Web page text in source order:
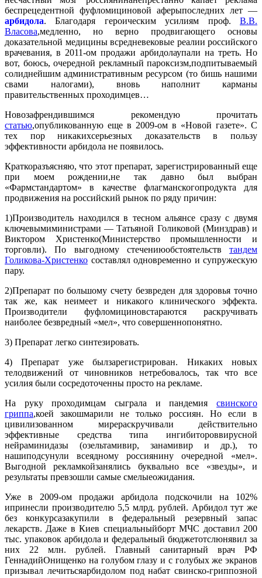
беспрецедентной фуфломициновой аферыпоследних лет —
арбидола. Благодаря героическим усилиям проф. В.В.
Власова,медленно, но верно продвигающего основы
доказательной медицины всредневековые реалии российского
врачевания, в 2011-ом продажи арбидолаупали на треть. Но
вот, боюсь, очередной рекламный пароксизм,подпитываемый
солиднейшим административным ресурсом (то бишь нашими
свами налогами), вновь наполнит карманы
правительственных проходимцев…
Новозафрендившимся рекомендую прочитать
статью,опубликованную еще в 2009-ом в «Новой газете». С
тех пор никакихсерьезных доказательств в пользу
эффективности арбидола не появилось.
Краткоразъясняю, что этот препарат, зарегистрированный еще
при моем рождении,не так давно был выбран
«Фармстандартом» в качестве флагманскогопродукта для
продвижения на российский рынок по ряду причин:
1)Производитель находился в тесном альянсе сразу с двумя
ключевымиминистрами — Татьяной Голиковой (Минздрав) и
Виктором Христенко(Министерство промышленности и
торговли). По выгодному стечениюобстоятельств тандем
Голикова-Христенко составлял одновременно и супружескую
пару.
2)Препарат по большому счету безвреден для здоровья точно
так же, как неимеет и никакого клинического эффекта.
Производители фуфломициновстараются раскручивать
наиболее безвредный «мел», что совершеннопонятно.
3) Препарат легко синтезировать.
4) Препарат уже былзарегистрирован. Никаких новых
телодвижений от чиновников нетребовалось, так что все
усилия были сосредоточенны просто на рекламе.
На руку проходимцам сыграла и пандемия свинского
гриппа,коей закошмарили не только россиян. Но если в
цивилизованном мирераскручивали действительно
эффективные средства типа ингибитороввирусной
нейраминидазы (озельтамивир, занамивир и др.), то
нашиподсунули всеядному россиянину очередной «мел».
Выгодной рекламкойзанялись буквально все «звезды», и
результаты превзошли самые смелыеожидания.
Уже в 2009-ом продажи арбидола подскочили на 102%
ипринесли производителю 5,5 млрд. рублей. Арбидол тут же
без конкурсазакупили в федеральный резервный запас
лекарств. Даже в Киев специальныйборт МЧС доставил 200
тыс. упаковок арбидола и федеральный бюджетотслюнявил за
них 22 млн. рублей. Главный санитарный врач РФ
ГеннадийОнищенко на голубом глазу и с голубых же экранов
призывал лечитьсяарбидолом под набат свинско-гриппозной